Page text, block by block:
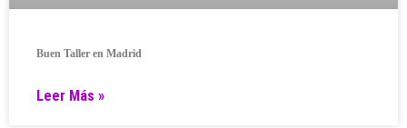
Buen Taller en Madrid
Leer Más »